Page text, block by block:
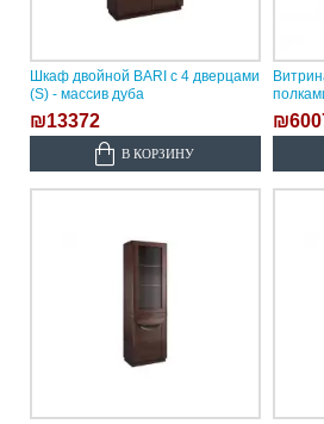
Шкаф двойной BARI с 4 дверцами
(S) - массив дуба
₪13372
В КОРЗИНУ